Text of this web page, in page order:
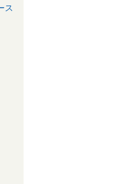
ス